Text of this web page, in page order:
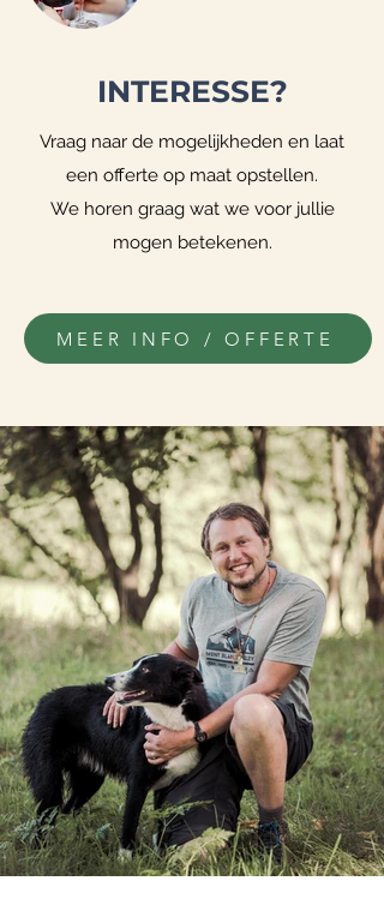
INTERESSE?
Vraag naar de mogelijkheden en laat
een offerte op maat opstellen.
We horen graag wat we voor jullie
mogen betekenen.
MEER INFO / OFFERTE